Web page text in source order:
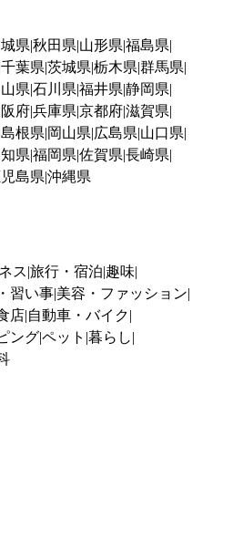
県 秋田県 山形県 福島県
千葉県 茨城県 栃木県 群馬県
県 石川県 福井県 静岡県
府兵庫県 京都府滋賀県
島根県 岡山県 広島県 山口県
県 福岡県 佐賀県 長崎県
島県 沖縄県
ス 旅行・宿泊 趣味
習い事 美容・ファッション
店 自動車・バイク
ングペット 暮らし